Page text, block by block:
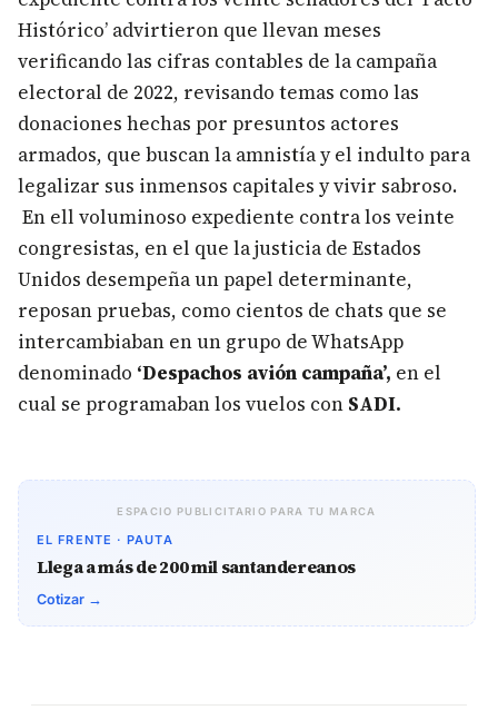
Histórico’ advirtieron que llevan meses
verificando las cifras contables de la campaña
electoral de 2022, revisando temas como las
donaciones hechas por presuntos actores
armados, que buscan la amnistía y el indulto para
legalizar sus inmensos capitales y vivir sabroso.
En ell voluminoso expediente contra los veinte
congresistas, en el que la justicia de Estados
Unidos desempeña un papel determinante,
reposan pruebas, como cientos de chats que se
intercambiaban en un grupo de WhatsApp
denominado ‘Despachos avión campaña’, en el
cual se programaban los vuelos con SADI.
ESPACIO PUBLICITARIO PARA TU MARCA
EL FRENTE · PAUTA
Llega a más de 200 mil santandereanos
Cotizar →